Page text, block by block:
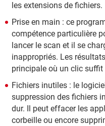
les extensions de fichiers.
Prise en main : ce
compétence particulière
lancer le scan et il se
inappropriés. Les
principale où un clic suffit
Fichiers inutiles : le
suppression des fichiers
dur. Il peut effacer les
corbeille ou encore